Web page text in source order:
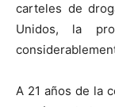
carteles de
Unidos, la
A 21 años de la